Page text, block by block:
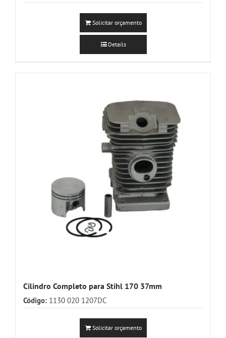
Solicitar orçamento
Details
Cilindro Completo para Stihl 170 37mm
Código: 1130 020 1207DC
Solicitar orçamento